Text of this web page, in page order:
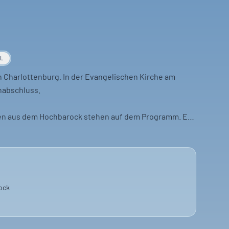
Charlottenburg. In der Evangelischen Kirche am
aus dem Hochbarock stehen auf dem Programm. Es
die Nacht.
Opernarien. Eine Mischung, die selten ist.